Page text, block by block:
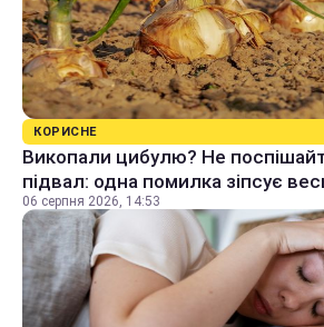
КОРИСНЕ
Викопали цибулю? Не
підвал: одна помилка зіпсує
06 серпня 2026, 14:53